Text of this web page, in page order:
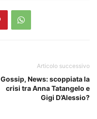
Articolo successivo
Gossip, News: scoppiata la
crisi tra Anna Tatangelo e
Gigi D’Alessio?